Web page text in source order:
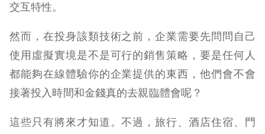
交互特性。
然而，在投身該類技術之前，企業需要先問問自己
使用虛擬實境是不是可行的銷售策略，要是任何人
都能夠在線體驗你的企業提供的東西，他們會不會
接著投入時間和金錢真的去親臨體會呢？
這些只有將來才知道。不過，旅行、酒店住宿、門